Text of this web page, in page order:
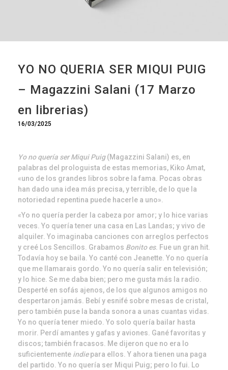
YO NO QUERIA SER MIQUI PUIG
– Magazzini Salani (17 Marzo
en librerias)
16/03/2025
Yo no quería ser Miqui Puig(Magazzini Salani) es, en
palabras del prologuista de estas memorias, Kiko Amat,
«uno de los grandes libros sobre la fama. Pocas obras
han dado una idea más precisa, y terrible, de lo que la
notoriedad repentina puede hacerle a uno».
«Yo no quería perder la cabeza por amor; y lo hice varias
veces. Yo quería tener una casa en Las Landas; y vivo de
alquiler. Yo imaginaba canciones con arreglos perfectos
y creé Los Sencillos. Grabamos Bonito es. Fue un gran hit.
Todavía hoy se baila. Yo canté con Jeanette. Yo no quería
que me llamarais gordo. Yo no quería salir en televisión;
y lo hice. Se me daba bien; pero me gusta más la radio.
Desperté en sofás ajenos, de los que algunos amigos no
despertaron jamás. Bebí y esnifé sobre mesas de cristal,
pero también puse la banda sonora a unas cuantas vidas.
Yo no quería tener miedo. Yo solo quería bailar hasta
morir. Perdí amantes y gafas y aviones. Gané favoritas y
discos; también fracasos. Me dijeron que no era lo
suficientemente indiepara ellos. Y ahora tienen una paga
del partido. Yo no quería ser Miqui Puig; pero lo fui. Lo